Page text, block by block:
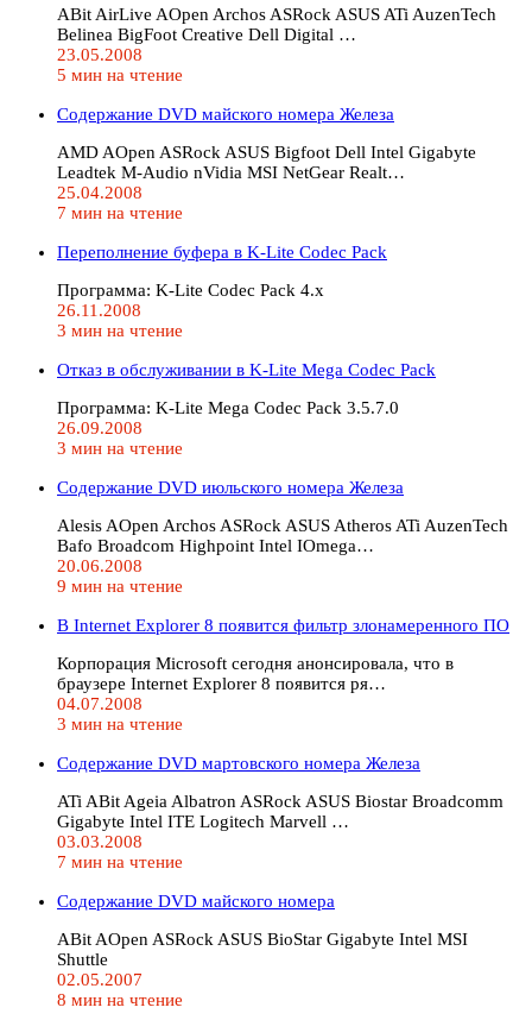
ABit AirLive AOpen Archos ASRock ASUS ATi AuzenTech
Belinea BigFoot Creative Dell Digital …
23.05.2008
5 мин на чтение
Содержание DVD майского номера Железа
AMD AOpen ASRock ASUS Bigfoot Dell Intel Gigabyte
Leadtek M-Audio nVidia MSI NetGear Realt…
25.04.2008
7 мин на чтение
Переполнение буфера в K-Lite Codec Pack
Программа: K-Lite Codec Pack 4.x
26.11.2008
3 мин на чтение
Отказ в обслуживании в K-Lite Mega Codec Pack
Программа: K-Lite Mega Codec Pack 3.5.7.0
26.09.2008
3 мин на чтение
Содержание DVD июльского номера Железа
Alesis AOpen Archos ASRock ASUS Atheros ATi AuzenTech
Bafo Broadcom Highpoint Intel IOmega…
20.06.2008
9 мин на чтение
В Internet Explorer 8 появится фильтр злонамеренного ПО
Корпорация Microsoft сегодня анонсировала, что в
браузере Internet Explorer 8 появится ря…
04.07.2008
3 мин на чтение
Содержание DVD мартовского номера Железа
ATi ABit Ageia Albatron ASRock ASUS Biostar Broadcomm
Gigabyte Intel ITE Logitech Marvell …
03.03.2008
7 мин на чтение
Содержание DVD майского номера
ABit AOpen ASRock ASUS BioStar Gigabyte Intel MSI
Shuttle
02.05.2007
8 мин на чтение